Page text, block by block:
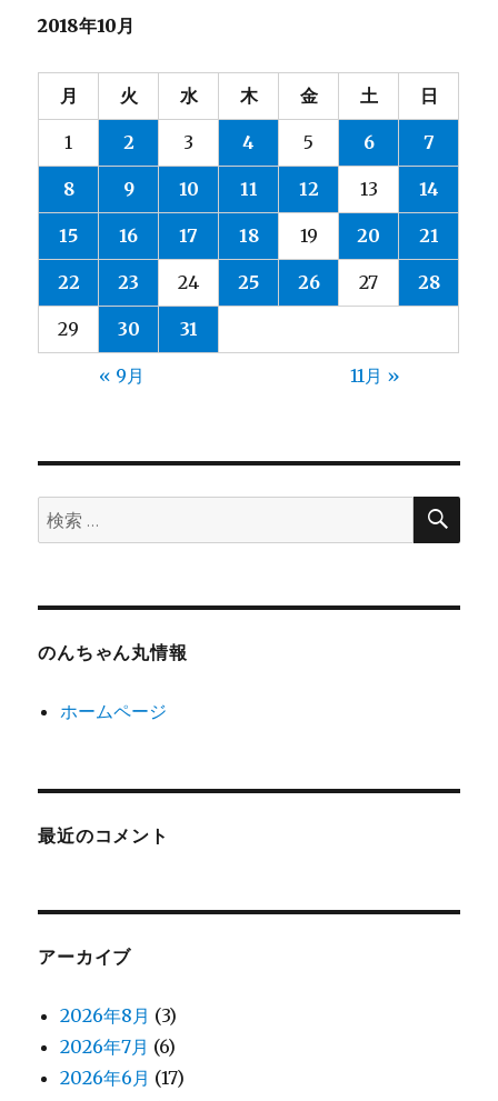
2018年10月
月 火 水 木 金 土 日
1 2 3 4 5 6 7
8 9 10 11 12 13 14
15 16 17 18 19 20 21
22 23 24 25 26 27 28
29 30 31
« 9月 11月 »
検
索:
検
のんちゃん丸情報
ホームページ
最近のコメント
アーカイブ
2026年8月 (3)
2026年7月 (6)
2026年6月 (17)